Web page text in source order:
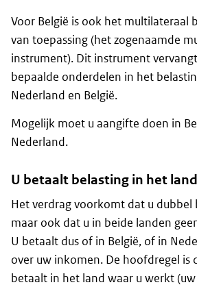
Voor België is ook het multilateraal
van toepassing (het zogenaamde
instrument). Dit instrument
bepaalde onderdelen in het
Nederland en België.
Mogelijk moet u aangifte doen in
Nederland.
U betaalt belasting in het
Het verdrag voorkomt dat u dubbel
maar ook dat u in beide landen
U betaalt dus of in België, of in
over uw inkomen. De hoofdregel is
betaalt in het land waar u werkt